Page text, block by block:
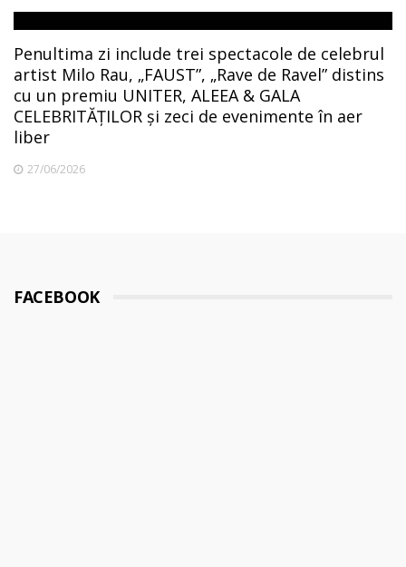
Penultima zi include trei spectacole de celebrul
artist Milo Rau, „FAUST”, „Rave de Ravel” distins
cu un premiu UNITER, ALEEA & GALA
CELEBRITĂȚILOR și zeci de evenimente în aer
liber
27/06/2026
FACEBOOK